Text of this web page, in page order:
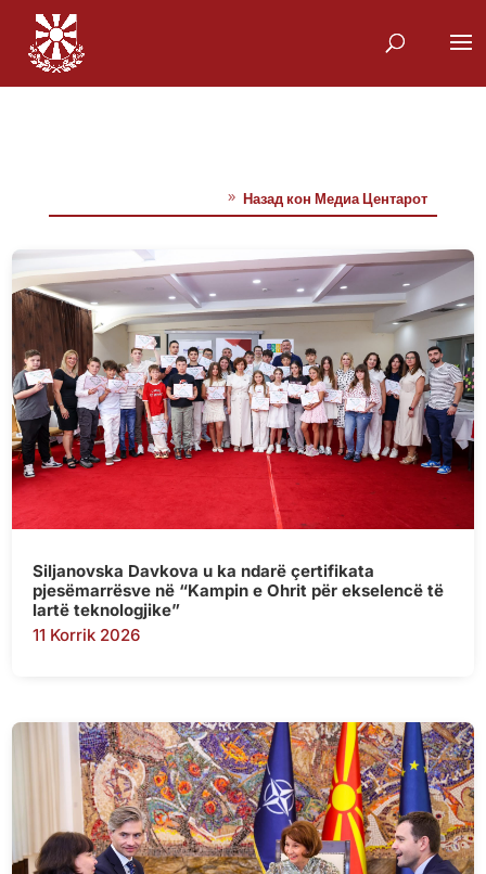
Назад кон Медиа Центарот
Siljanovska Davkova u ka ndarë çertifikata
pjesëmarrësve në “Kampin e Ohrit për ekselencë të
lartë teknologjike”
11 Korrik 2026